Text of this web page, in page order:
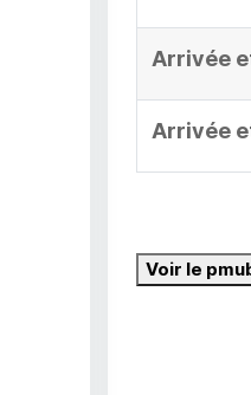
Arrivée
Arrivée
Voir le